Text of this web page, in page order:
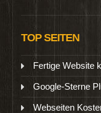
TOP SEITEN
Fertige Website
Google-Sterne
Webseiten